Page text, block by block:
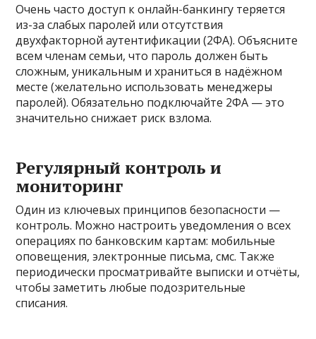
Очень часто доступ к онлайн-банкингу теряется
из-за слабых паролей или отсутствия
двухфакторной аутентификации (2ФА). Объясните
всем членам семьи, что пароль должен быть
сложным, уникальным и храниться в надёжном
месте (желательно использовать менеджеры
паролей). Обязательно подключайте 2ФА — это
значительно снижает риск взлома.
Регулярный контроль и
мониторинг
Один из ключевых принципов безопасности —
контроль. Можно настроить уведомления о всех
операциях по банковским картам: мобильные
оповещения, электронные письма, смс. Также
периодически просматривайте выписки и отчёты,
чтобы заметить любые подозрительные
списания.